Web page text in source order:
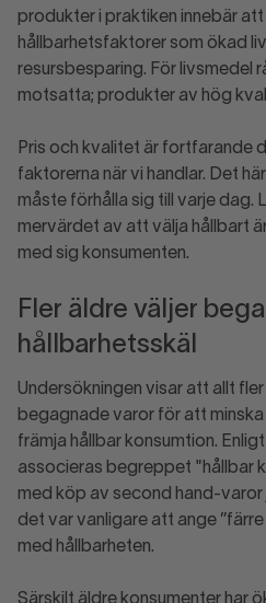
produkter i praktiken innebär
hållbarhetsfaktorer som ökad
resursbesparing. För livsmedel
motsatta; produkter av hög
Pris och kvalitet är fortfarande
faktorerna när vi handlar. Det
måste förhålla sig till varje dag.
mervärdet av att välja hållbart
med sig konsumenten.
Fler äldre väljer
hållbarhetsskäl
Undersökningen visar att allt
begagnade varor för att minska
främja hållbar konsumtion.
associeras begreppet "hållbar
med köp av second hand-
det var vanligare att ange
med hållbarheten.
Särskilt äldre konsumenter har